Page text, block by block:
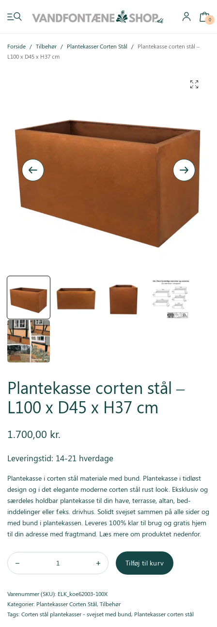
0
Forside / Tilbehør / Plantekasser Corten Stål / Plantekasse corten stål –
L100 x D45 x H37 cm
Plantekasse corten stål –
L100 x D45 x H37 cm
1.700,00 kr.
Leveringstid: 14-21 hverdage
Plantekasse i corten stål materiale med bund. Plantekasse i tidløst
design og i det elegante moderne corten stål rust look. Eksklusiv og
særdeles holdbar plantekasse til din have, terrasse, altan, bed-
inddelinger eller f.eks. drivhus. Solidt svejset sammen på alle sider og
med bund i plantekassen. Leveres 100% klar til brug og gratis hjem
til din adresse med fragtmand. Læs mere om produktet nedenfor.
Tilføj til kurv
Varenummer (SKU): ELK_koe62003-100X
Kategorier: Plantekasser Corten Stål, Tilbehør
Tags: Corten stål plantekasser - svejset med bund, Plantekasser corten stål
Byg selv
Tilbehør
Inspiration
Køb gavekort